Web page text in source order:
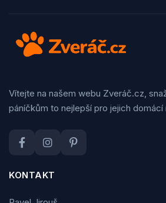
Vítejte na našem webu Zveráč.cz,
páníčkům to nejlepší pro jejich domácí
KONTAKT